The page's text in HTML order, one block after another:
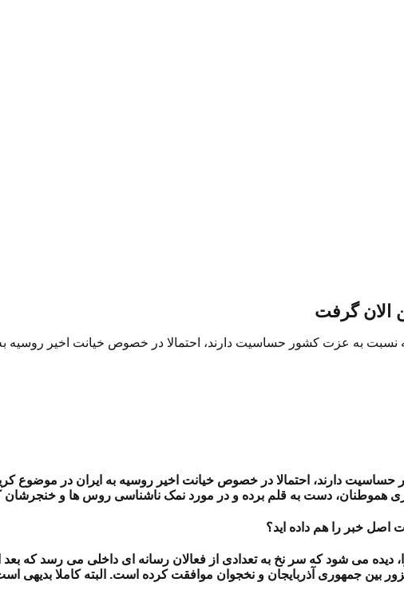
الان گرفت
به عزت کشور حساسیت دارند، احتمالا در خصوص خیانت اخیر روسیه به
دارند، احتمالا در خصوص خیانت اخیر روسیه به ایران در موضوع
دست به قلم برده و در مورد نمک ناشناسی روس ها و خنجرشان که
خبر را هم داده اید؟
می شود که سر نخ به تعدادی از فعالان رسانه ای داخلی می رسد که بعد از
بین جمهوری آذربایجان و نخجوان موافقت کرده است. البته کاملا بدیهی